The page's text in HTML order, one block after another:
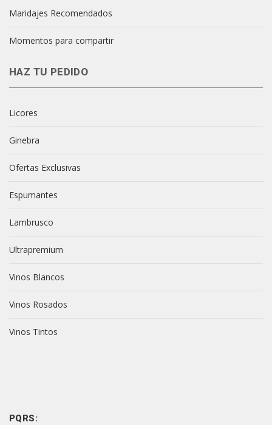
Maridajes Recomendados
Momentos para compartir
HAZ TU PEDIDO
Licores
Ginebra
Ofertas Exclusivas
Espumantes
Lambrusco
Ultrapremium
Vinos Blancos
Vinos Rosados
Vinos Tintos
PQRS: